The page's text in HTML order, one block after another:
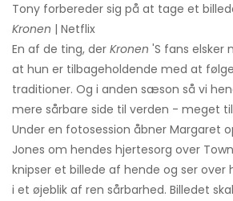
Tony forbereder sig på at tage et
Kronen | Netflix
En af de ting, der Kronen 'S fans elsker
at hun er tilbageholdende med at
traditioner. Og i anden sæson så vi
mere sårbare side til verden - meget
Under en fotosession åbner Margaret
Jones om hendes hjertesorg over
knipser et billede af hende og ser over
i et øjeblik af ren sårbarhed. Billedet